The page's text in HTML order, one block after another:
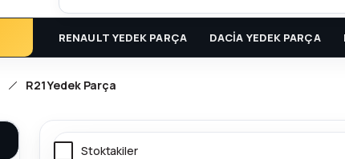
RENAULT YEDEK PARÇA DACİA YEDEK PARÇA
R21 Yedek Parça
Stoktakiler